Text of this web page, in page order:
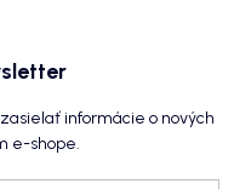
informácie o nových
e-shope.